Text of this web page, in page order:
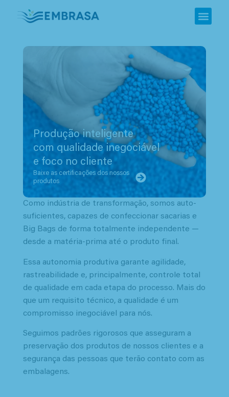
Produção inteligente
com qualidade inegociável
e foco no cliente
Baixe as certificações dos nossos
produtos
Como indústria de transformação, somos auto-
suficientes, capazes de confeccionar sacarias e
Big Bags de forma totalmente independente —
desde a matéria-prima até o produto final.
Essa autonomia produtiva garante agilidade,
rastreabilidade e, principalmente, controle total
de qualidade em cada etapa do processo. Mais do
que um requisito técnico, a qualidade é um
compromisso inegociável para nós.
Seguimos padrões rigorosos que asseguram a
preservação dos produtos de nossos clientes e a
segurança das pessoas que terão contato com as
embalagens.